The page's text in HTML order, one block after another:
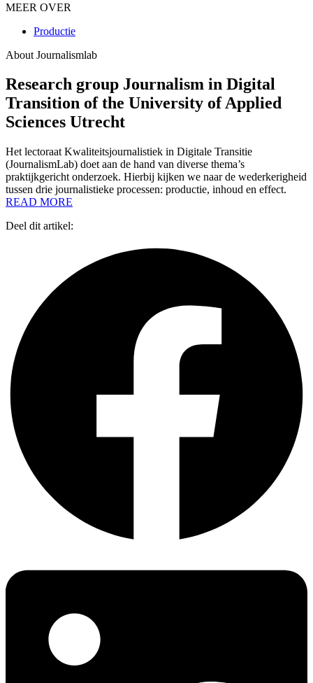
MEER OVER
Productie
About Journalismlab
Research group Journalism in Digital
Transition of the University of Applied
Sciences Utrecht
Het lectoraat Kwaliteitsjournalistiek in Digitale Transitie
(JournalismLab) doet aan de hand van diverse thema’s
praktijkgericht onderzoek. Hierbij kijken we naar de wederkerigheid
tussen drie journalistieke processen: productie, inhoud en effect.
READ MORE
Deel dit artikel: